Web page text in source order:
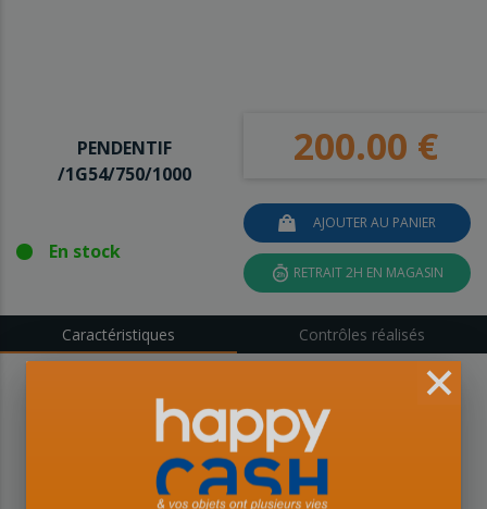
PENDENTIF
/1G54/750/1000
En stock
200.00 €
AJOUTER AU PANIER
RETRAIT 2H EN MAGASIN
Caractéristiques Contrôles réalisés